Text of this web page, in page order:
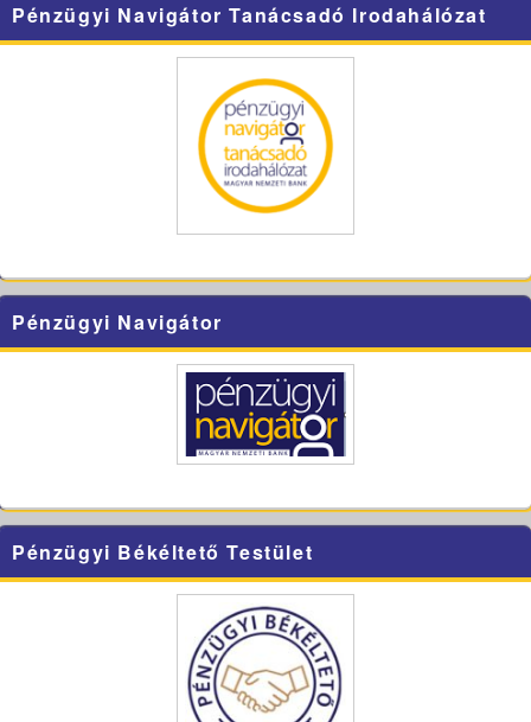
Pénzügyi Navigátor Tanácsadó Irodahálózat
Pénzügyi Navigátor
Pénzügyi Békéltető Testület